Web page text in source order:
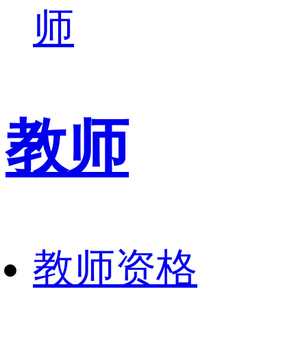
师
教师
教师资格